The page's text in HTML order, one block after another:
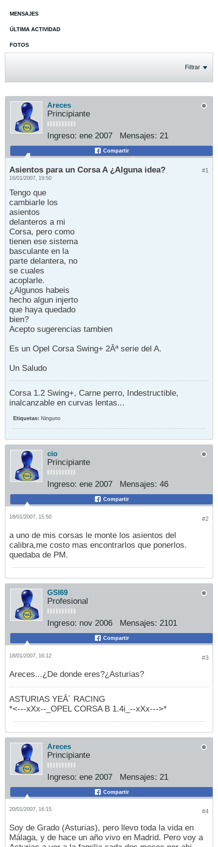
MENSAJES
ÚLTIMA ACTIVIDAD
FOTOS
Filtrar
Areces
Principiante
Ingreso: ene 2007 Mensajes: 21
Compartir
#1
Asientos para un Corsa A ¿Alguna idea?
16/01/2007, 19:50
Tengo que
cambiarle los
asientos
delanteros a mi
Corsa, pero como
tienen ese sistema
basculante en la
parte delantera, no
se cuales
acoplarle.
¿Algunos habeis
hecho algun injerto
que haya quedado
bien?
Acepto sugerencias tambien
Es un Opel Corsa Swing+ 2Âª serie del A.
Un Saludo
Corsa 1.2 Swing+, Carne perro, Indestructible,
inalcanzable en curvas lentas...
Etiquetas: Ninguno
cio
Principiante
Ingreso: ene 2007 Mensajes: 46
Compartir
#2
18/01/2007, 15:50
a uno de mis corsas le monte los asientos del
calibra,me costo mas encontrarlos que ponerlos.
quedaba de PM.
GSI69
Profesional
Ingreso: nov 2006 Mensajes: 2101
Compartir
#3
18/01/2007, 16:12
Areces...¿De donde eres?¿Asturias?
ASTURIAS YEÂ´ RACING
*<---xXx--_OPEL CORSA B 1.4i_--xXx--->*
Areces
Principiante
Ingreso: ene 2007 Mensajes: 21
Compartir
#4
20/01/2007, 16:15
Soy de Grado (Asturias), pero llevo toda la vida en
Málaga, y de hace un año vivo en Madrid. Pero voy a